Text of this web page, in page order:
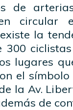
de
circular
la
300
lugares
el
la Av.
de